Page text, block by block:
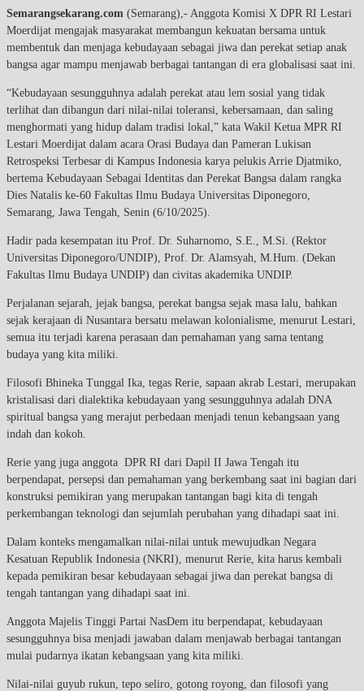
Semarangsekarang.com (Semarang),- Anggota Komisi X DPR RI Lestari
Moerdijat mengajak masyarakat membangun kekuatan bersama untuk
membentuk dan menjaga kebudayaan sebagai jiwa dan perekat setiap anak
bangsa agar mampu menjawab berbagai tantangan di era globalisasi saat ini.
“Kebudayaan sesungguhnya adalah perekat atau lem sosial yang tidak
terlihat dan dibangun dari nilai-nilai toleransi, kebersamaan, dan saling
menghormati yang hidup dalam tradisi lokal,” kata Wakil Ketua MPR RI
Lestari Moerdijat dalam acara Orasi Budaya dan Pameran Lukisan
Retrospeksi Terbesar di Kampus Indonesia karya pelukis Arrie Djatmiko,
bertema Kebudayaan Sebagai Identitas dan Perekat Bangsa dalam rangka
Dies Natalis ke-60 Fakultas Ilmu Budaya Universitas Diponegoro,
Semarang, Jawa Tengah, Senin (6/10/2025).
Hadir pada kesempatan itu Prof. Dr. Suharnomo, S.E., M.Si. (Rektor
Universitas Diponegoro/UNDIP), Prof. Dr. Alamsyah, M.Hum. (Dekan
Fakultas Ilmu Budaya UNDIP) dan civitas akademika UNDIP.
Perjalanan sejarah, jejak bangsa, perekat bangsa sejak masa lalu, bahkan
sejak kerajaan di Nusantara bersatu melawan kolonialisme, menurut Lestari,
semua itu terjadi karena perasaan dan pemahaman yang sama tentang
budaya yang kita miliki.
Filosofi Bhineka Tunggal Ika, tegas Rerie, sapaan akrab Lestari, merupakan
kristalisasi dari dialektika kebudayaan yang sesungguhnya adalah DNA
spiritual bangsa yang merajut perbedaan menjadi tenun kebangsaan yang
indah dan kokoh.
Rerie yang juga anggota DPR RI dari Dapil II Jawa Tengah itu
berpendapat, persepsi dan pemahaman yang berkembang saat ini bagian dari
konstruksi pemikiran yang merupakan tantangan bagi kita di tengah
perkembangan teknologi dan sejumlah perubahan yang dihadapi saat ini.
Dalam konteks mengamalkan nilai-nilai untuk mewujudkan Negara
Kesatuan Republik Indonesia (NKRI), menurut Rerie, kita harus kembali
kepada pemikiran besar kebudayaan sebagai jiwa dan perekat bangsa di
tengah tantangan yang dihadapi saat ini.
Anggota Majelis Tinggi Partai NasDem itu berpendapat, kebudayaan
sesungguhnya bisa menjadi jawaban dalam menjawab berbagai tantangan
mulai pudarnya ikatan kebangsaan yang kita miliki.
Nilai-nilai guyub rukun, tepo seliro, gotong royong, dan filosofi yang